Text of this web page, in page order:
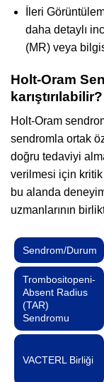
İleri
daha detaylı
(MR) veya
Holt-Oram
karıştırılabilir?
Holt-Oram
sendromla ortak
doğru tedaviyi
verilmesi için kritik
bu alanda
uzmanlarının
Sendrom/Durum
Trombositopeni-
Absent Radius
(TAR)
Sendromu
VACTERL Birliği